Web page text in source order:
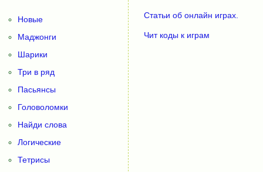
Новые
Маджонги
Шарики
Три в ряд
Пасьянсы
Головоломки
Найди слова
Логические
Тетрисы
Статьи об онлайн играх.
Чит коды к играм